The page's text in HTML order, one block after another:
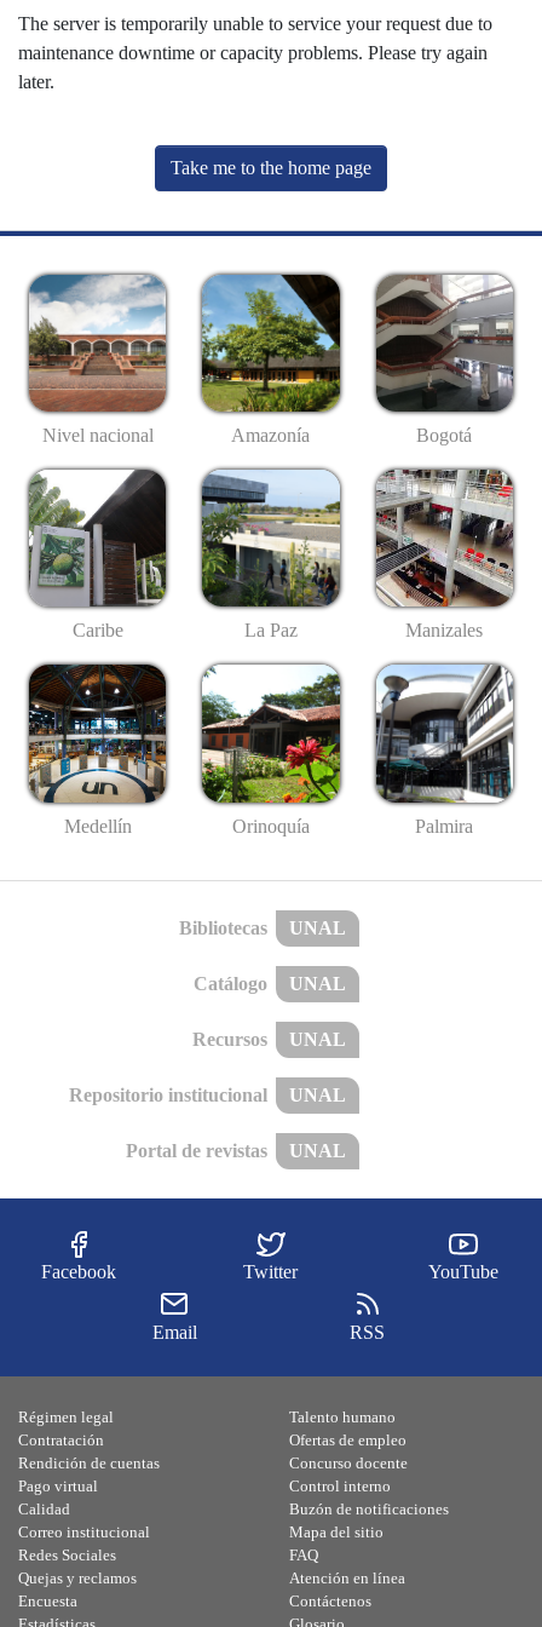
The server is temporarily unable to service your request due to
maintenance downtime or capacity problems. Please try again
later.
Take me to the home page
Nivel nacional Amazonía Bogotá
Caribe La Paz Manizales
Medellín Orinoquía Palmira
Bibliotecas UNAL
Catálogo UNAL
Recursos UNAL
Repositorio institucional UNAL
Portal de revistas UNAL
Facebook Twitter YouTube
Email RSS
Régimen legal
Contratación
Rendición de cuentas
Pago virtual
Calidad
Talento humano
Ofertas de empleo
Concurso docente
Control interno
Buzón de notificaciones
Correo institucional
Redes Sociales
Quejas y reclamos
Encuesta
Mapa del sitio
FAQ
Atención en línea
Contáctenos